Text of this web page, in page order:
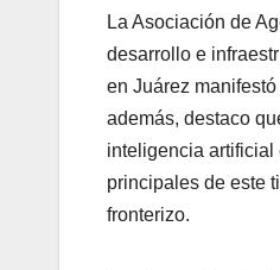
La Asociación de
desarrollo e
en Juárez
además, destaco
inteligencia artificial
principales de este
fronterizo.